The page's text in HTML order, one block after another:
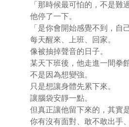
「那時候最可怕的，不是難
他停了一下。
「是你會開始感覺不到，自
每天醒來、上班、回家。
像被抽掉聲音的日子。
某天下班後，他走進一間拳館
不是因為想變強。
只是想讓身體先累下來。
讓腦袋安靜一點。
但真正讓他留下來的，其
你有沒有面對、敢不敢出手